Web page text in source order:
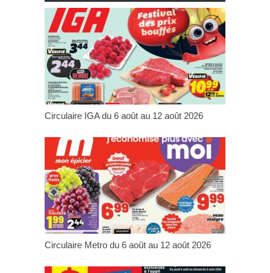
Circulaire IGA du 6 août au 12 août 2026
Circulaire Metro du 6 août au 12 août 2026